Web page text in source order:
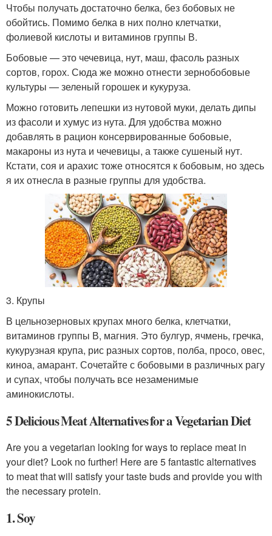
Чтобы получать достаточно белка, без бобовых не
обойтись. Помимо белка в них полно клетчатки,
фолиевой кислоты и витаминов группы В.
Бобовые — это чечевица, нут, маш, фасоль разных
сортов, горох. Сюда же можно отнести зернобобовые
культуры — зеленый горошек и кукуруза.
Можно готовить лепешки из нутовой муки, делать дипы
из фасоли и хумус из нута. Для удобства можно
добавлять в рацион консервированные бобовые,
макароны из нута и чечевицы, а также сушеный нут.
Кстати, соя и арахис тоже относятся к бобовым, но здесь
я их отнесла в разные группы для удобства.
3. Крупы
В цельнозерновых крупах много белка, клетчатки,
витаминов группы В, магния. Это булгур, ячмень, гречка,
кукурузная крупа, рис разных сортов, полба, просо, овес,
киноа, амарант. Сочетайте с бобовыми в различных рагу
и супах, чтобы получать все незаменимые
аминокислоты.
5 Delicious Meat Alternatives for a Vegetarian Diet
Are you a vegetarian looking for ways to replace meat in
your diet? Look no further! Here are 5 fantastic alternatives
to meat that will satisfy your taste buds and provide you with
the necessary protein.
1. Soy